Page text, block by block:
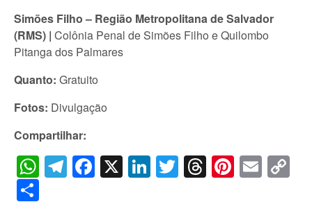
Simões Filho – Região Metropolitana de Salvador
(RMS) | Colônia Penal de Simões Filho e Quilombo
Pitanga dos Palmares
Quanto: Gratuito
Fotos: Divulgação
Compartilhar:
WhatsApp
Telegram
Facebook
X LinkedIn
Twitter
Threads